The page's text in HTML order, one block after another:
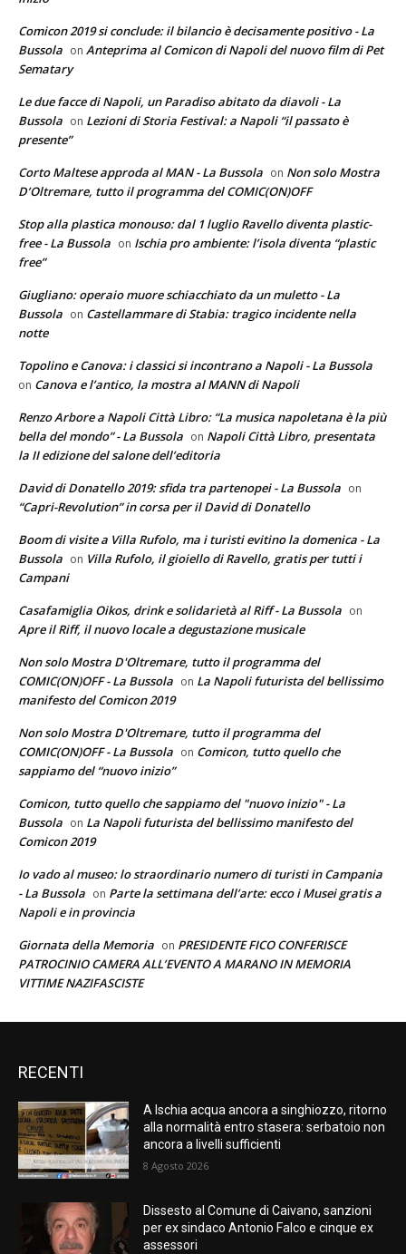
Comicon 2019 si conclude: il bilancio è decisamente positivo - La
Bussola on Anteprima al Comicon di Napoli del nuovo film di Pet
Sematary
Le due facce di Napoli, un Paradiso abitato da diavoli - La
Bussola on Lezioni di Storia Festival: a Napoli “il passato è
presente”
Corto Maltese approda al MAN - La Bussola on Non solo Mostra
D’Oltremare, tutto il programma del COMIC(ON)OFF
Stop alla plastica monouso: dal 1 luglio Ravello diventa plastic-
free - La Bussola on Ischia pro ambiente: l’isola diventa “plastic
free”
Giugliano: operaio muore schiacchiato da un muletto - La
Bussola on Castellammare di Stabia: tragico incidente nella
notte
Topolino e Canova: i classici si incontrano a Napoli - La Bussola
on Canova e l’antico, la mostra al MANN di Napoli
Renzo Arbore a Napoli Città Libro: “La musica napoletana è la più
bella del mondo” - La Bussola on Napoli Città Libro, presentata
la II edizione del salone dell’editoria
David di Donatello 2019: sfida tra partenopei - La Bussola on
“Capri-Revolution” in corsa per il David di Donatello
Boom di visite a Villa Rufolo, ma i turisti evitino la domenica - La
Bussola on Villa Rufolo, il gioiello di Ravello, gratis per tutti i
Campani
Casafamiglia Oikos, drink e solidarietà al Riff - La Bussola on
Apre il Riff, il nuovo locale a degustazione musicale
Non solo Mostra D'Oltremare, tutto il programma del
COMIC(ON)OFF - La Bussola on La Napoli futurista del bellissimo
manifesto del Comicon 2019
Non solo Mostra D'Oltremare, tutto il programma del
COMIC(ON)OFF - La Bussola on Comicon, tutto quello che
sappiamo del “nuovo inizio”
Comicon, tutto quello che sappiamo del "nuovo inizio" - La
Bussola on La Napoli futurista del bellissimo manifesto del
Comicon 2019
Io vado al museo: lo straordinario numero di turisti in Campania
- La Bussola on Parte la settimana dell’arte: ecco i Musei gratis a
Napoli e in provincia
Giornata della Memoria on PRESIDENTE FICO CONFERISCE
PATROCINIO CAMERA ALL’EVENTO A MARANO IN MEMORIA
VITTIME NAZIFASCISTE
RECENTI
A Ischia acqua ancora a singhiozzo, ritorno
alla normalità entro stasera: serbatoio non
ancora a livelli sufficienti
8 Agosto 2026
Dissesto al Comune di Caivano, sanzioni
per ex sindaco Antonio Falco e cinque ex
assessori